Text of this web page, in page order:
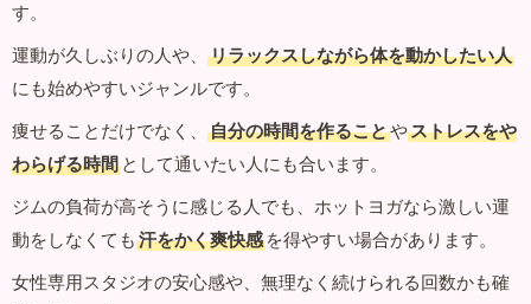
す。
運動が久しぶりの人や、
リラックスしながら体を動かしたい人
にも始めやすいジャンルです。
痩せることだけでなく、
自分の時間を作ることやストレスをや
わらげる時間 として通いたい人にも合います。
ジムの負荷が高そうに感じる人でも、ホットヨガなら激しい運
動をしなくても 汗をかく爽快感 を得やすい場合があります。
女性専用スタジオの安心感や、無理なく続けられる回数かも確